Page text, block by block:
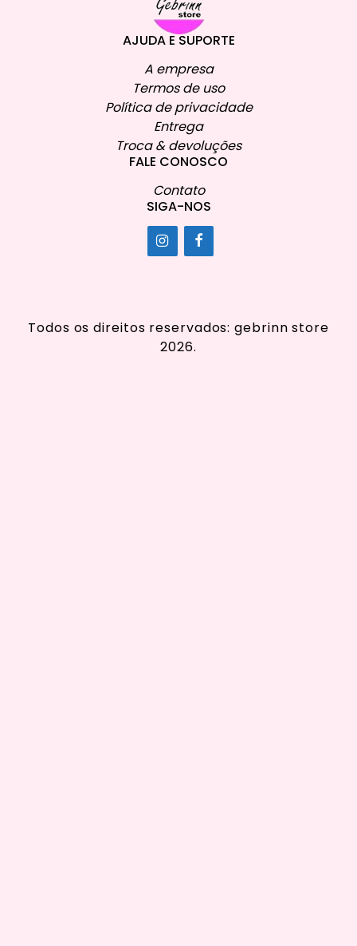
AJUDA E SUPORTE
A empresa
Termos de uso
Política de privacidade
Entrega
Troca & devoluções
FALE CONOSCO
Contato
SIGA-NOS
Todos os direitos reservados: gebrinn store
2026.